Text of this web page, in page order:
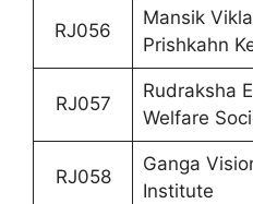
RJ056
Mansik
Prishkahn
RJ057
Rudraksha
Welfare
RJ058
Ganga
Institute